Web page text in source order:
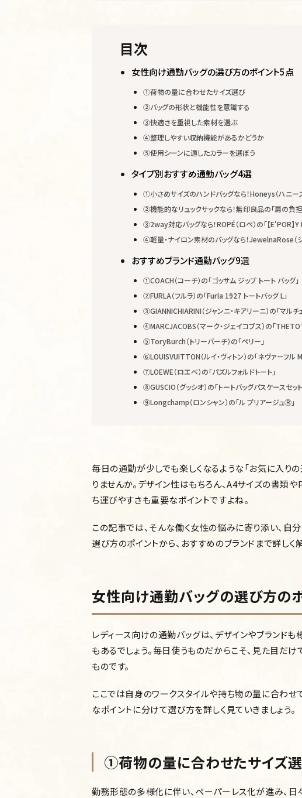
目次
女性向け通勤バッグの選び方のポイント5点
①荷物の量に合わせたサイズ選び
②バッグの形状と機能性を意識する
③快適さを重視した素材を選ぶ
④整理しやすい収納機能があるかどうか
⑤使用シーンに適したカラーを選ぼう
タイプ別おすすめ通勤バッグ4選
①小さめサイズのハンドバッグなら！Honeys（ハニーズ
②機能的なリュックサックなら！無印良品の「肩の負担
③2way対応バッグなら！ROPÉ（ロペ）の「【E'POR】Y
④軽量・ナイロン素材のバッグなら！JewelnaRose（ジ
おすすめブランド通勤バッグ9選
①COACH（コーチ）の「ゴッサム ジップ トート バッグ」
②FURLA（フルラ）の「Furla 1927 トートバッグ L」
③GIANNICHIARINI（ジャンニ・キアリーニ）の「マルチ
④MARCJACOBS（マーク・ジェイコブス）の「
⑤ToryBurch（トリーバーチ）の「ペリー」
⑥LOUISVUITTON（ルイ・ヴィトン）の「ネヴァーフル
⑦LOEWE（ロエベ）の「パズルフォルドトート」
⑧GUSCIO（グッシオ）の「トートバッグパスケースセット
⑨Longchamp（ロンシャン）の「ル プリアージュⓇ」
毎日の通勤が少しでも楽しくなるような「お気に入り
りませんか。デザイン性はもちろん、A4サイズの書類
ち運びやすさも重要なポイントですよね。
この記事では、そんな働く女性の悩みに寄り添い、自
選び方のポイントから、おすすめのブランドまで詳しく
女性向け通勤バッグの選び方の
レディース向けの通勤バッグは、デザインやブランド
もあるでしょう。毎日使うものだからこそ、見た目だ
ものです。
ここでは自身のワークスタイルや持ち物の量に合わ
なポイントに分けて選び方を詳しく見ていきましょう。
①荷物の量に合わせたサイズ
勤務形態の多様化に伴い、ペーパーレス化が進み、